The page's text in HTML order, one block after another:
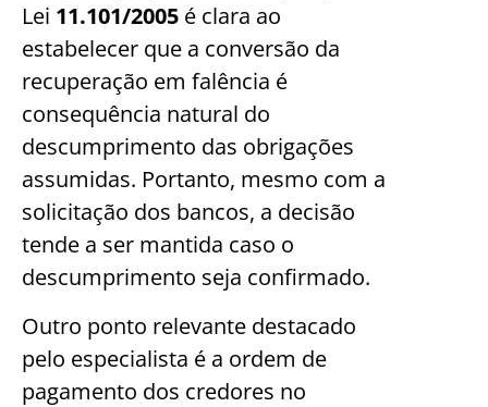
Lei 11.101/2005 é clara ao
estabelecer que a conversão da
recuperação em falência é
consequência natural do
descumprimento das obrigações
assumidas. Portanto, mesmo com a
solicitação dos bancos, a decisão
tende a ser mantida caso o
descumprimento seja confirmado.
Outro ponto relevante destacado
pelo especialista é a ordem de
pagamento dos credores no